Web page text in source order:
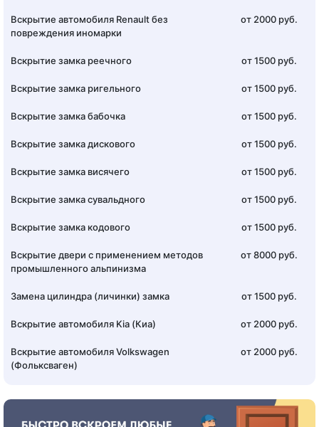
Вскрытие автомобиля Renault без
повреждения иномарки
от 2000 руб.
Вскрытие замка реечного от 1500 руб.
Вскрытие замка ригельного от 1500 руб.
Вскрытие замка бабочка от 1500 руб.
Вскрытие замка дискового от 1500 руб.
Вскрытие замка висячего от 1500 руб.
Вскрытие замка сувальдного от 1500 руб.
Вскрытие замка кодового от 1500 руб.
Вскрытие двери с применением методов
промышленного альпинизма
от 8000 руб.
Замена цилиндра (личинки) замка от 1500 руб.
Вскрытие автомобиля Kia (Киа) от 2000 руб.
Вскрытие автомобиля Volkswagen
(Фольксваген)
от 2000 руб.